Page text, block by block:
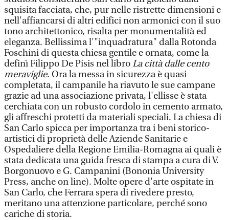
squisita facciata, che, pur nelle ristrette dimensioni e
nell'affiancarsi di altri edifici non armonici con il suo
tono architettonico, risalta per monumentalità ed
eleganza. Bellissima l'"inquadratura" dalla Rotonda
Foschini di questa chiesa gentile e ornata, come la
definì Filippo De Pisis nel libroLa città dalle cento
meraviglie. Ora la messa in sicurezza è quasi
completata, il campanile ha riavuto le sue campane
grazie ad una associazione privata, l'ellisse è stata
cerchiata con un robusto cordolo in cemento armato,
gli affreschi protetti da materiali speciali. La chiesa di
San Carlo spicca per importanza tra i beni storico-
artistici di proprietà delle Aziende Sanitarie e
Ospedaliere della Regione Emilia-Romagna ai quali è
stata dedicata una guida fresca di stampa a cura di V.
Borgonuovo e G. Campanini (Bononia University
Press, anche on line). Molte opere d'arte ospitate in
San Carlo, che Ferrara spera di rivedere presto,
meritano una attenzione particolare, perché sono
cariche di storia.